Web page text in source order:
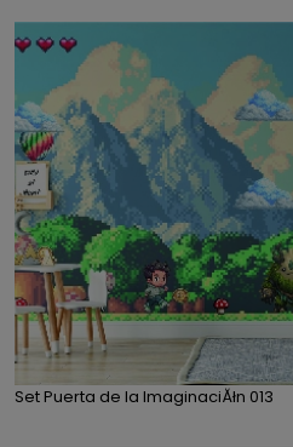
Set Puerta de la ImaginaciĂłn 013